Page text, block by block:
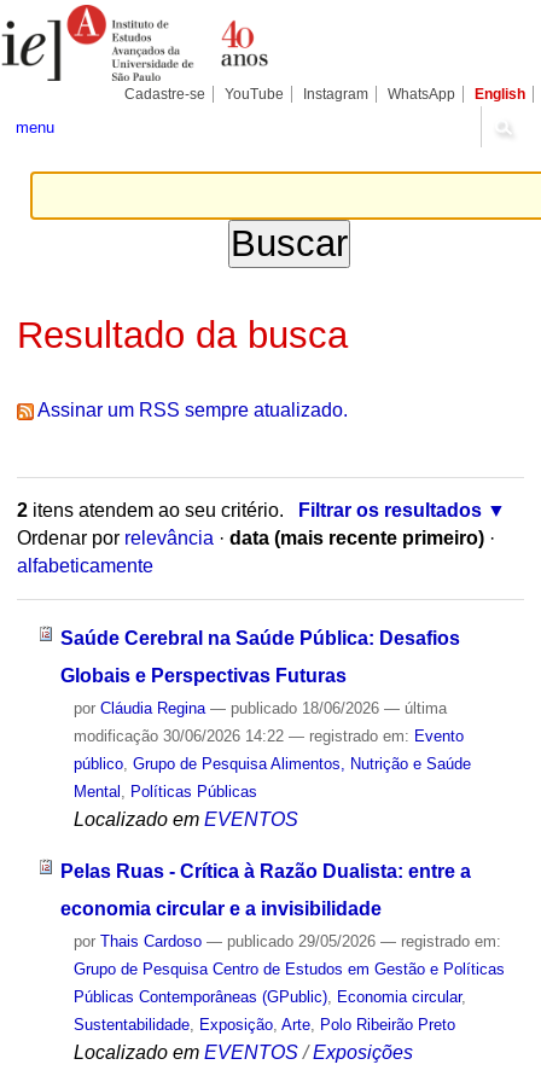
para
conteúdo.
Pessoais
Cadastre-se YouTube Instagram WhatsApp English
menu
Resultado da busca
Assinar um RSS sempre atualizado.
2itens atendem ao seu critério.
Filtrar os resultados
Ordenar por relevância · data (mais recente primeiro) ·
alfabeticamente
Saúde Cerebral na Saúde Pública: Desafios
Globais e Perspectivas Futuras
por Cláudia Regina — publicado18/06/2026 — última
modificação30/06/2026 14:22 — registrado em: Evento
público, Grupo de Pesquisa Alimentos, Nutrição e Saúde
Mental
Políticas Públicas
Localizado em EVENTOS
Pelas Ruas - Crítica à Razão Dualista: entre a
economia circular e a invisibilidade
por Thais Cardoso — publicado29/05/2026 — registrado em:
Grupo de Pesquisa Centro de Estudos em Gestão e Políticas
Públicas Contemporâneas (GPublic), Economia circular,
Sustentabilidade, Exposição, Arte, Polo Ribeirão Preto
Localizado em EVENTOS /Exposições